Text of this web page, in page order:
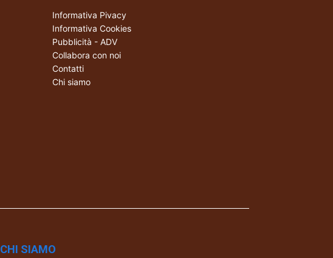
Informativa Pivacy
Informativa Cookies
Pubblicità - ADV
Collabora con noi
Contatti
Chi siamo
CHI SIAMO